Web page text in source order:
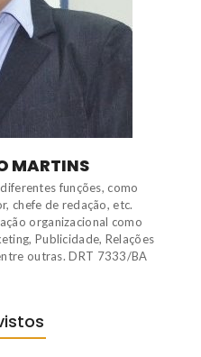
MARTINS
funções, como
chefe de redação, etc.
organizacional como
Publicidade, Relações
outras. DRT 7333/BA